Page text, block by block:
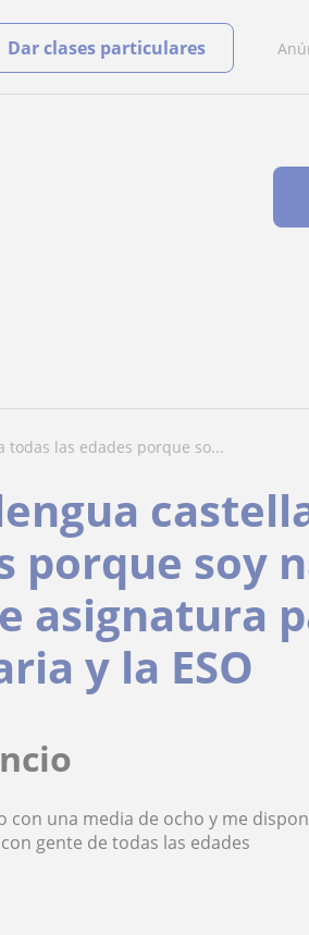
Dar clases particulares
todas las edades porque so...
porque soy
asignatura
y la ESO
una media de ocho y me
gente de todas las edades